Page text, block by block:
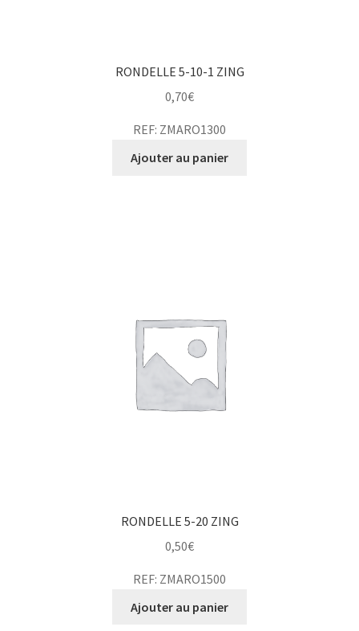
RONDELLE 5-10-1 ZING
0,70€
REF: ZMARO1300
Ajouter au panier
RONDELLE 5-20 ZING
0,50€
REF: ZMARO1500
Ajouter au panier